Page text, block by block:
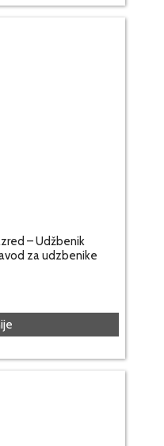
– Udžbenik
za udzbenike